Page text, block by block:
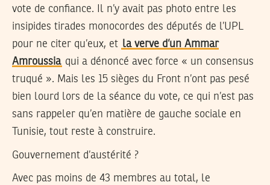
vote de confiance. Il n’y avait pas photo entre les
insipides tirades monocordes des députés de l’UPL
pour ne citer qu’eux, et la verve d’un Ammar
Amroussia qui a dénoncé avec force « un consensus
truqué ». Mais les 15 sièges du Front n’ont pas pesé
bien lourd lors de la séance du vote, ce qui n’est pas
sans rappeler qu’en matière de gauche sociale en
Tunisie, tout reste à construire.
Gouvernement d’austérité ?
Avec pas moins de 43 membres au total, le